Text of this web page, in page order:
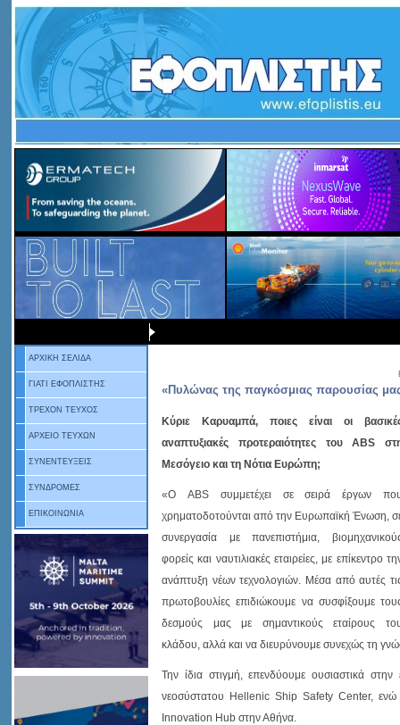
ΑΡΧΙΚΗ ΣΕΛΙΔΑ
ΓΙΑΤΙ ΕΦΟΠΛΙΣΤΗΣ
ΤΡΕΧΟΝ ΤΕΥΧΟΣ
ΑΡΧΕΙΟ ΤΕΥΧΩΝ
ΣΥΝΕΝΤΕΥΞΕΙΣ
ΣΥΝΔΡΟΜΕΣ
ΕΠΙΚΟΙΝΩΝΙΑ
«Πυλώνας της παγκόσμιας παρουσίας
Kύριε Καρυαμπά, ποιες είναι οι
αναπτυξιακές προτεραιότητες του ABS
Μεσόγειο και τη Νότια Ευρώπη;
«Ο ABS συμμετέχει σε σειρά έργων
χρηματοδοτούνται από την Ευρωπαϊκή Ένωση,
συνεργασία με πανεπιστήμια,
φορείς και ναυτιλιακές εταιρείες, με επίκεντρο
ανάπτυξη νέων τεχνολογιών. Μέσα από αυτές
πρωτοβουλίες επιδιώκουμε να συσφίξουμε
δεσμούς μας με σημαντικούς εταίρους
κλάδου, αλλά και να διευρύνουμε συνεχώς τη
Την ίδια στιγμή, επενδύουμε ουσιαστικά
νεοσύστατου Hellenic Ship Safety Center,
Innovation Hub στην Αθήνα.